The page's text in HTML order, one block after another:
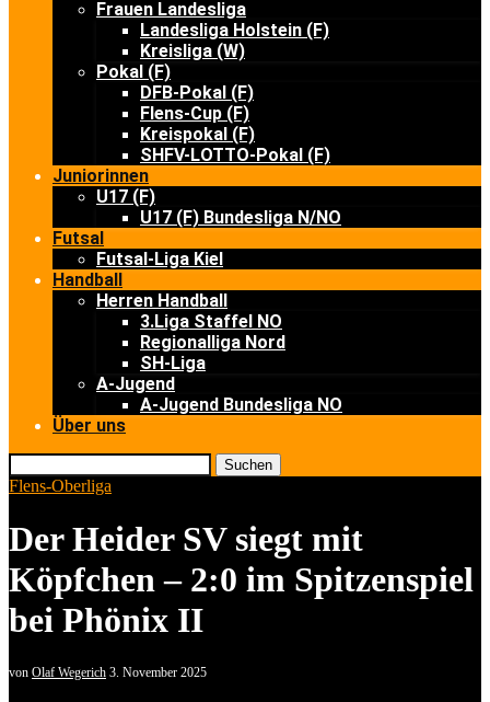
Frauen Landesliga
Landesliga Holstein (F)
Kreisliga (W)
Pokal (F)
DFB-Pokal (F)
Flens-Cup (F)
Kreispokal (F)
SHFV-LOTTO-Pokal (F)
Juniorinnen
U17 (F)
U17 (F) Bundesliga N/NO
Futsal
Futsal-Liga Kiel
Handball
Herren Handball
3.Liga Staffel NO
Regionalliga Nord
SH-Liga
A-Jugend
A-Jugend Bundesliga NO
Über uns
Suchen
Flens-Oberliga
Der Heider SV siegt mit
Köpfchen – 2:0 im Spitzenspiel
bei Phönix II
von Olaf Wegerich 3. November 2025